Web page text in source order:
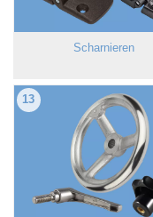
Scharnieren
13